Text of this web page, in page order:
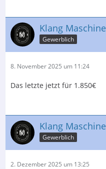
Klang Maschine
Gewerblich
8. November 2025 um 11:24
Das letzte jetzt für 1.850€
Klang Maschine
Gewerblich
2. Dezember 2025 um 13:25